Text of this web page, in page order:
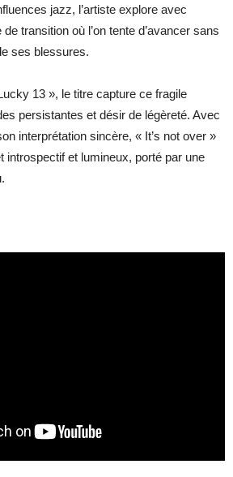
jazz, l’artiste explore avec
transition où l’on tente d’avancer sans
ses blessures.
13 », le titre capture ce fragile
persistantes et désir de légèreté. Avec
interprétation sincère, « It’s not over »
introspectif et lumineux, porté par une